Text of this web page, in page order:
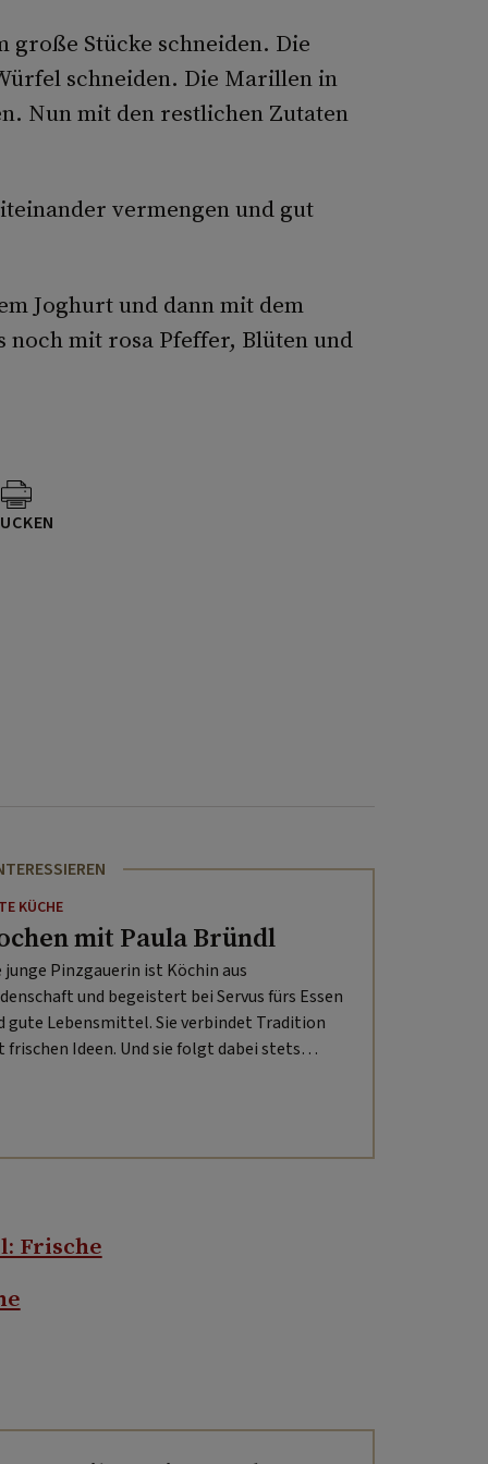
große Stücke schneiden. Die
schneiden. Die Marillen in
Nun mit den restlichen Zutaten
vermengen und gut
Joghurt und dann mit dem
noch mit rosa Pfeffer, Blüten und
KÜCHE
mit Paula Bründl
junge Pinzgauerin ist Köchin aus
und begeistert bei Servus fürs Essen
gute Lebensmittel. Sie verbindet Tradition
frischen Ideen. Und sie folgt dabei stets
Frische